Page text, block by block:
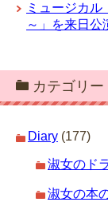
ミュージカル
～」を来日
カテゴリー
Diary (177)
淑女のド
淑女の本